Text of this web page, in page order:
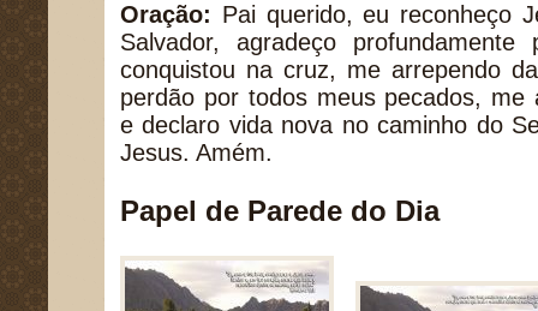
Oração: Pai querido, eu reconheço
Salvador, agradeço
conquistou na cruz, me arrependo
perdão por todos meus pecados, me
e declaro vida nova no caminho do
Jesus. Amém.
Papel de Parede do Dia